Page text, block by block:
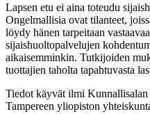
Lapsen etu ei aina toteudu
Ongelmallisia ovat tilanteet,
löydy hänen tarpeitaan
sijaishuoltopalvelujen
aikaisemminkin. Tutkijoiden
tuottajien taholta tapahtuvasta
Tiedot käyvät ilmi Kunnallisalan
Tampereen yliopiston